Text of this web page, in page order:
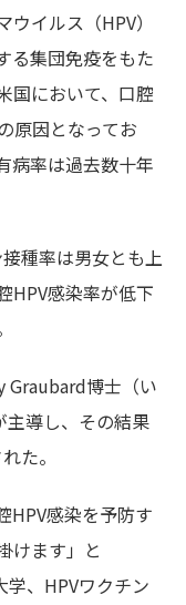
イルス（HPV）
る集団免疫をもた
国において、口腔
原因となってお
病率は過去数十年
種率は男女とも上
HPV感染率が低下
Graubard博士（い
主導し、その結果
た。
HPV感染を予防す
けます」と
、HPVワクチン